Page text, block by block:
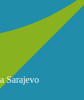
Sarajevo